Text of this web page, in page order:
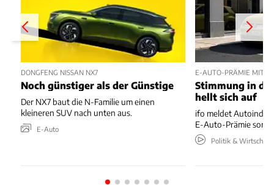
DONGFENG NISSAN NX7
Noch günstiger als der Günstige
Der NX7 baut die N-Familie um einen
kleineren SUV nach unten aus.
E-Auto
E-AUTO-PRÄMIE MIT
Stimmung in
hellt sich auf
ifo meldet
E-Auto-Prämie
Politik & Wirtschaft